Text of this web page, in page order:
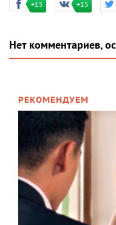
+15 +15
Нет комментариев,
РЕКОМЕНДУЕМ